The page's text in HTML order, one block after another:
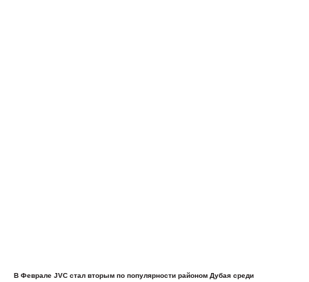
В Феврале JVC стал вторым по популярности районом Дубая среди